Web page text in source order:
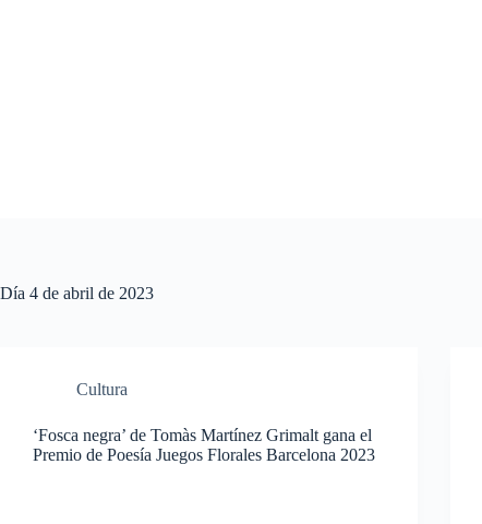
Día 4 de abril de 2023
Cultura
‘Fosca negra’ de Tomàs Martínez Grimalt gana el
Premio de Poesía Juegos Florales Barcelona 2023